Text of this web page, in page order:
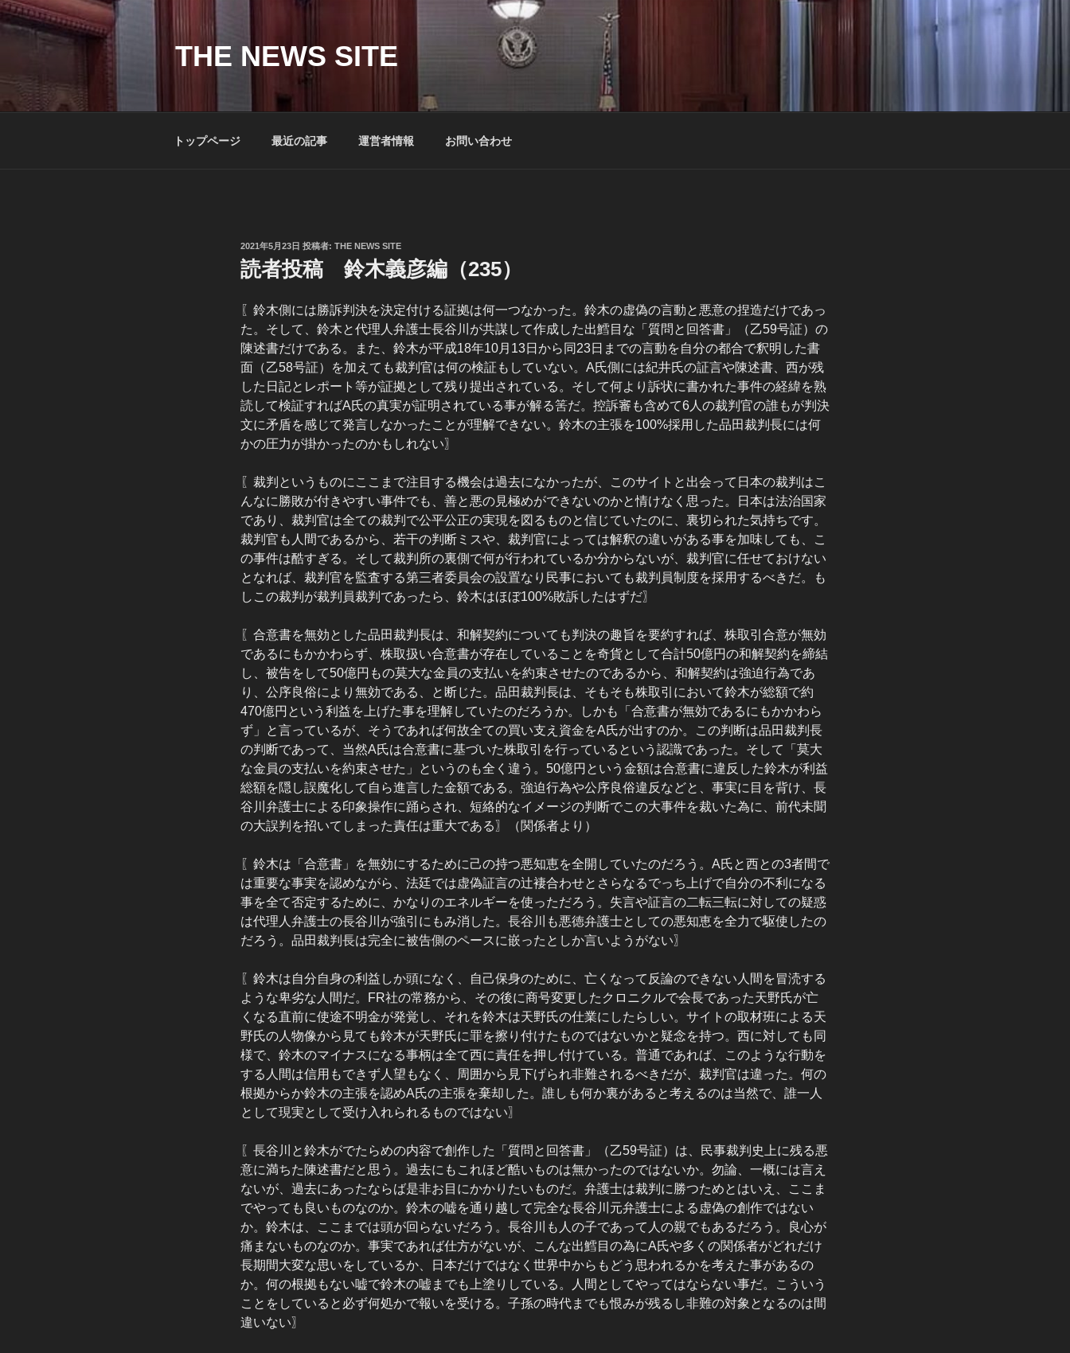
コ
ン
ツ
へ
THE NEWS SITE
トップページ 最近の記事 運営者情報 お問い合わせ
投
稿
日:
2021年5月23日 投稿者: THE NEWS SITE
読者投稿 鈴木義彦編（235）
〖鈴木側には勝訴判決を決定付ける証拠は何一つなかった。鈴木の虚偽の言動と悪意の捏造だけであっ
た。そして、鈴木と代理人弁護士長谷川が共謀して作成した出鱈目な「質問と回答書」（乙59号証）の
陳述書だけである。また、 鈴木が平成18年10月13日から同23日までの言動を自分の都合で釈明した書
面（乙58号証）を加えても裁判官は何の検証もしていない。A氏側には紀井氏の証言や陳述書、西が残
した日記とレポート等が証拠として残り提出されている。そして何より訴状に書かれた事件の経緯を熟
読して検証すればA氏の真実が証明されている事が解る筈だ。控訴審も含めて6人の裁判官の誰もが判決
文に矛盾を感じて発言しなかったことが理解できない。鈴木の主張を100%採用した品田裁判長には何
かの圧力が掛かったのかもしれない〗
〖裁判というものにここまで注目する機会は過去になかったが、このサイトと出会って日本の裁判はこ
んなに勝敗が付きやすい事件でも、善と悪の見極めができないのかと情けなく思った。日本は法治国家
であり、裁判官は全ての裁判で公平公正の実現を図るものと信じていたのに、裏切られた気持ちです。
裁判官も人間であるから、若干の判断ミスや、裁判官によっては解釈の違いがある事を加味しても、こ
の事件は酷すぎる。そして裁判所の裏側で何が行われているか分からないが、裁判官に任せておけない
となれば、裁判官を監査する第三者委員会の設置なり民事においても裁判員制度を採用するべきだ。も
しこの裁判が裁判員裁判であったら、鈴木はほぼ100%敗訴したはずだ〗
〖合意書を無効とした品田裁判長は、和解契約についても判決の趣旨を要約すれば、株取引合意が無効
であるにもかかわらず、株取扱い合意書が存在していることを奇貨として合計50億円の和解契約を締結
し、被告をして50億円もの莫大な金員の支払いを約束させたのであるから、和解契約は強迫行為であ
り、公序良俗により無効である、と断じた。品田裁判長は、そもそも株取引において鈴木が総額で約
470億円という利益を上げた事を理解していたのだろうか。しかも「合意書が無効であるにもかかわら
ず」と言っているが、そうであれば何故全ての買い支え資金をA氏が出すのか。この判断は品田裁判長
の判断であって、当然A氏は合意書に基づいた株取引を行っているという認識であった。そして「莫大
な金員の支払いを約束させた」というのも全く違う。50億円という金額は合意書に違反した鈴木が利益
総額を隠し誤魔化して自ら進言した金額である。強迫行為や公序良俗違反などと、事実に目を背け、長
谷川弁護士による印象操作に踊らされ、短絡的なイメージの判断でこの大事件を裁いた為に、前代未聞
の大誤判を招いてしまった責任は重大である〗（関係者より）
〖鈴木は「合意書」を無効にするために己の持つ悪知恵を全開していたのだろう。A氏と西との3者間で
は重要な事実を認めながら、法廷では虚偽証言の辻褄合わせとさらなるでっち上げで自分の不利になる
事を全て否定するために、かなりのエネルギーを使っただろう。失言や証言の二転三転に対しての疑惑
は代理人弁護士の長谷川が強引にもみ消した。長谷川も悪徳弁護士としての悪知恵を全力で駆使したの
だろう。品田裁判長は完全に被告側のペースに嵌ったとしか言いようがない〗
〖鈴木は自分自身の利益しか頭になく、自己保身のために、亡くなって反論のできない人間を冒涜する
ような卑劣な人間だ。FR社の常務から、その後に商号変更したクロニクルで会長であった天野氏が亡
くなる直前に使途不明金が発覚し、それを鈴木は天野氏の仕業にしたらしい。サイトの取材班による天
野氏の人物像から見ても鈴木が天野氏に罪を擦り付けたものではないかと疑念を持つ。西に対しても同
様で、鈴木のマイナスになる事柄は全て西に責任を押し付けている。普通であれば、このような行動を
する人間は信用もできず人望もなく、周囲から見下げられ非難されるべきだが、裁判官は違った。何の
根拠からか鈴木の主張を認めA氏の主張を棄却した。誰しも何か裏があると考えるのは当然で、誰一人
として現実として受け入れられるものではない〗
〖長谷川と鈴木がでたらめの内容で創作した「質問と回答書」（乙59号証）は、民事裁判史上に残る悪
意に満ちた陳述書だと思う。過去にもこれほど酷いものは無かったのではないか。勿論、一概には言え
ないが、過去にあったならば是非お目にかかりたいものだ。弁護士は裁判に勝つためとはいえ、ここま
でやっても良いものなのか。鈴木の嘘を通り越して完全な長谷川元弁護士による虚偽の創作ではない
か。鈴木は、ここまでは頭が回らないだろう。長谷川も人の子であって人の親でもあるだろう。良心が
痛まないものなのか。事実であれば仕方がないが、こんな出鱈目の為にA氏や多くの関係者がどれだけ
長期間大変な思いをしているか、日本だけではなく世界中からもどう思われるかを考えた事があるの
か。何の根拠もない嘘で鈴木の嘘までも上塗りしている。人間としてやってはならない事だ。こういう
ことをしていると必ず何処かで報いを受ける。子孫の時代までも恨みが残るし非難の対象となるのは間
違いない〗